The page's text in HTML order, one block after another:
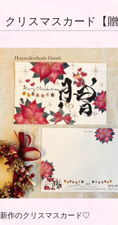
クリスマスカード【
新作のクリスマスカード♡